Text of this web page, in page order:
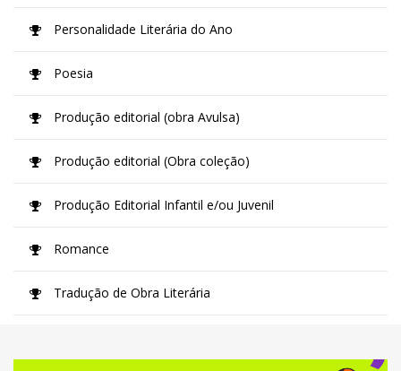
Personalidade Literária do Ano
Poesia
Produção editorial (obra Avulsa)
Produção editorial (Obra coleção)
Produção Editorial Infantil e/ou Juvenil
Romance
Tradução de Obra Literária